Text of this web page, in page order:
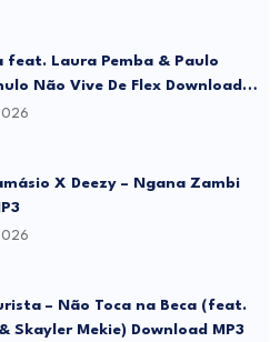
feat. Laura Pemba & Paulo
Não Vive De Flex Download
X Deezy – Ngana Zambi
– Não Toca na Beca (feat.
Skayler Mekie) Download MP3